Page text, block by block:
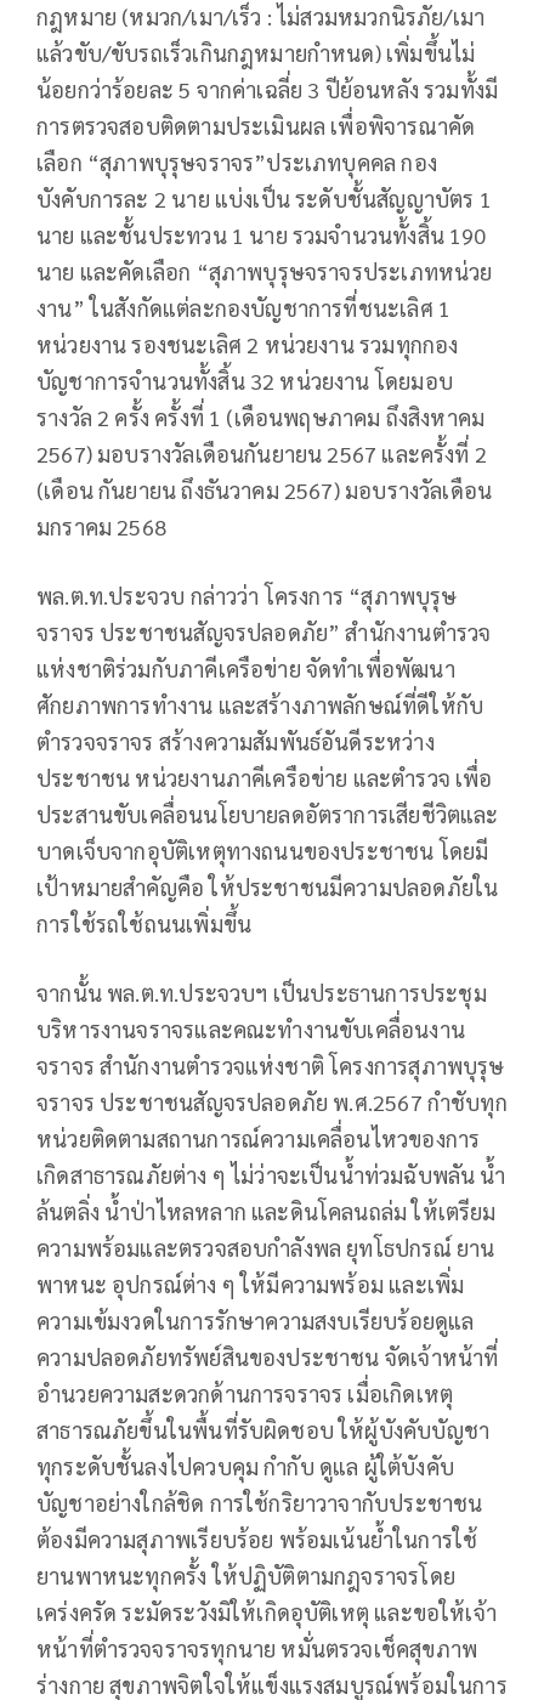
กฎหมาย (หมวก/เมา/เร็ว : ไม่สวมหมวกนิรภัย/เมา
แล้วขับ/ขับรถเร็วเกินกฎหมายกำหนด) เพิ่มขึ้นไม่
น้อยกว่าร้อยละ 5 จากค่าเฉลี่ย 3 ปีย้อนหลัง รวมทั้งมี
การตรวจสอบติดตามประเมินผล เพื่อพิจารณาคัด
เลือก “สุภาพบุรุษจราจร”ประเภทบุคคล กอง
บังคับการละ 2 นาย แบ่งเป็น ระดับชั้นสัญญาบัตร 1
นาย และชั้นประทวน 1 นาย รวมจำนวนทั้งสิ้น 190
นาย และคัดเลือก “สุภาพบุรุษจราจรประเภทหน่วย
งาน” ในสังกัดแต่ละกองบัญชาการที่ชนะเลิศ 1
หน่วยงาน รองชนะเลิศ 2 หน่วยงาน รวมทุกกอง
บัญชาการจำนวนทั้งสิ้น 32 หน่วยงาน โดยมอบ
รางวัล 2 ครั้ง ครั้งที่ 1 (เดือนพฤษภาคม ถึงสิงหาคม
2567) มอบรางวัลเดือนกันยายน 2567 และครั้งที่ 2
(เดือน กันยายน ถึงธันวาคม 2567) มอบรางวัลเดือน
มกราคม 2568
พล.ต.ท.ประจวบ กล่าวว่า โครงการ “สุภาพบุรุษ
จราจร ประชาชนสัญจรปลอดภัย” สำนักงานตำรวจ
แห่งชาติร่วมกับภาคีเครือข่าย จัดทำเพื่อพัฒนา
ศักยภาพการทำงาน และสร้างภาพลักษณ์ที่ดีให้กับ
ตำรวจจราจร สร้างความสัมพันธ์อันดีระหว่าง
ประชาชน หน่วยงานภาคีเครือข่าย และตำรวจ เพื่อ
ประสานขับเคลื่อนนโยบายลดอัตราการเสียชีวิตและ
บาดเจ็บจากอุบัติเหตุทางถนนของประชาชน โดยมี
เป้าหมายสำคัญคือ ให้ประชาชนมีความปลอดภัยใน
การใช้รถใช้ถนนเพิ่มขึ้น
จากนั้น พล.ต.ท.ประจวบฯ เป็นประธานการประชุม
บริหารงานจราจรและคณะทำงานขับเคลื่อนงาน
จราจร สำนักงานตำรวจแห่งชาติ โครงการสุภาพบุรุษ
จราจร ประชาชนสัญจรปลอดภัย พ.ศ.2567 กำชับทุก
หน่วยติดตามสถานการณ์ความเคลื่อนไหวของการ
เกิดสาธารณภัยต่าง ๆ ไม่ว่าจะเป็นน้ำท่วมฉับพลัน น้ำ
ล้นตลิ่ง น้ำป่าไหลหลาก และดินโคลนถล่ม ให้เตรียม
ความพร้อมและตรวจสอบกำลังพล ยุทโธปกรณ์ ยาน
พาหนะ อุปกรณ์ต่าง ๆ ให้มีความพร้อม และเพิ่ม
ความเข้มงวดในการรักษาความสงบเรียบร้อยดูแล
ความปลอดภัยทรัพย์สินของประชาชน จัดเจ้าหน้าที่
อำนวยความสะดวกด้านการจราจร เมื่อเกิดเหตุ
สาธารณภัยขึ้นในพื้นที่รับผิดชอบ ให้ผู้บังคับบัญชา
ทุกระดับชั้นลงไปควบคุม กำกับ ดูแล ผู้ใต้บังคับ
บัญชาอย่างใกล้ชิด การใช้กริยาวาจากับประชาชน
ต้องมีความสุภาพเรียบร้อย พร้อมเน้นย้ำในการใช้
ยานพาหนะทุกครั้ง ให้ปฏิบัติตามกฎจราจรโดย
เคร่งครัด ระมัดระวังมิให้เกิดอุบัติเหตุ และขอให้เจ้า
หน้าที่ตำรวจจราจรทุกนาย หมั่นตรวจเช็คสุขภาพ
ร่างกาย สุขภาพจิตใจให้แข็งแรงสมบูรณ์พร้อมในการ